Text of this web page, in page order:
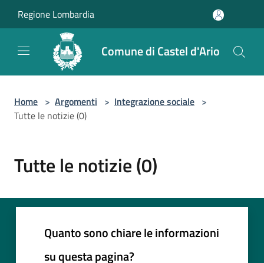
Regione Lombardia
Comune di Castel d'Ario
Home > Argomenti > Integrazione sociale >
Tutte le notizie (0)
Tutte le notizie (0)
Quanto sono chiare le informazioni
su questa pagina?